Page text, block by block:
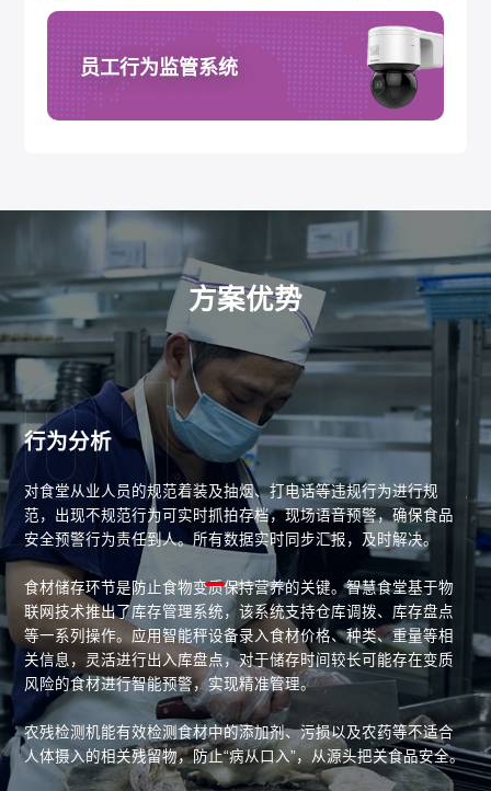
员工行为监管系统
方案优势
01
行为分析
对食堂从业人员的规范着装及抽烟、打电话等违规行为进行规
范，出现不规范行为可实时抓拍存档，现场语音预警，确保食品
安全预警行为责任到人。所有数据实时同步汇报，及时解决。
食材储存环节是防止食物变质保持营养的关键。智慧食堂基于物
联网技术推出了库存管理系统，该系统支持仓库调拨、库存盘点
等一系列操作。应用智能秤设备录入食材价格、种类、重量等相
关信息，灵活进行出入库盘点，对于储存时间较长可能存在变质
风险的食材进行智能预警，实现精准管理。
农残检测机能有效检测食材中的添加剂、污损以及农药等不适合
人体摄入的相关残留物，防止“病从口入”，从源头把关食品安全。
录
落